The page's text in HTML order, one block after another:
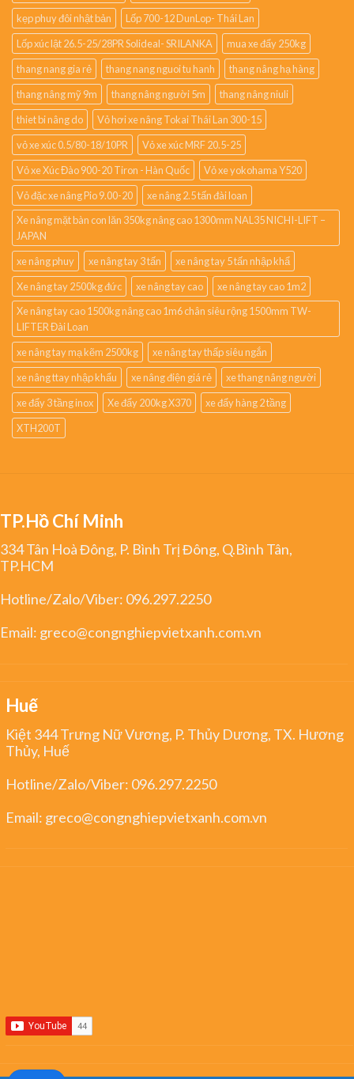
kẹp phuy đôi nhật bản
Lốp 700-12 DunLop- Thái Lan
Lốp xúc lật 26.5-25/28PR Solideal- SRILANKA
mua xe đẩy 250kg
thang nang gia rẻ
thang nang nguoi tu hanh
thang nâng hạ hàng
thang nâng mỹ 9m
thang nâng người 5m
thang nâng niuli
thiet bi nâng do
Vỏ hơi xe nâng Tokai Thái Lan 300-15
vỏ xe xúc 0.5/80-18/10PR
Vỏ xe xúc MRF 20.5-25
Vỏ xe Xúc Đào 900-20 Tiron - Hàn Quốc
Vỏ xe yokohama Y520
Vỏ đặc xe nâng Pio 9.00-20
xe nâng 2.5 tấn đài loan
Xe nâng mặt bàn con lăn 350kg nâng cao 1300mm NAL35 NICHI-LIFT –
JAPAN
xe nâng phuy
xe nâng tay 3 tấn
xe nâng tay 5 tấn nhập khẩ
Xe nâng tay 2500kg đức
xe nâng tay cao
xe nâng tay cao 1m2
Xe nâng tay cao 1500kg nâng cao 1m6 chân siêu rộng 1500mm TW-
LIFTER Đài Loan
xe nâng tay mạ kẽm 2500kg
xe nâng tay thấp siêu ngắn
xe nâng ttay nhập khẩu
xe nâng điện giá rẻ
xe thang nâng người
xe đẩy 3 tầng inox
Xe đẩy 200kg X370
xe đẩy hàng 2 tầng
XTH200T
TP.Hồ Chí Minh
334 Tân Hoà Đông, P. Bình Trị Đông, Q.Bình Tân,
TP.HCM
Hotline/Zalo/Viber: 096.297.2250
Email: greco@congnghiepvietxanh.com.vn
Huế
Kiệt 344 Trưng Nữ Vương, P. Thủy Dương, TX. Hương
Thủy, Huế
Hotline/Zalo/Viber: 096.297.2250
Email: greco@congnghiepvietxanh.com.vn